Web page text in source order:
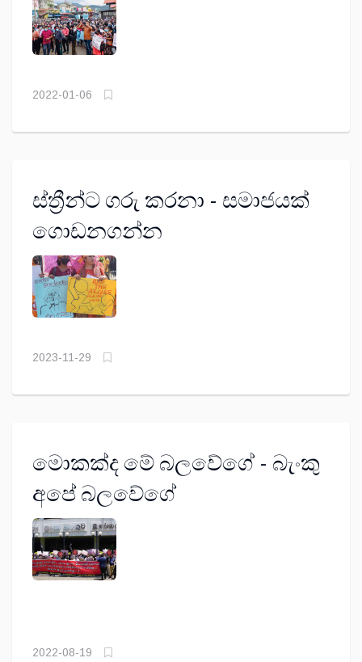
2022-01-06
ස්ත්‍රීන්ට ගරු කරනා - සමාජයක්
ගොඩනගන්න
2023-11-29
මොකක්ද මේ බලවේගේ - බැංකු
අපේ බලවේගේ
2022-08-19